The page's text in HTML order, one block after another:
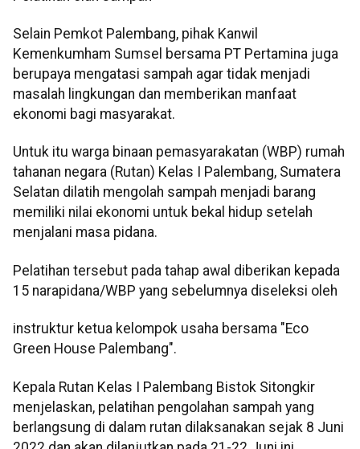
Selain Pemkot Palembang, pihak Kanwil
Kemenkumham Sumsel bersama PT Pertamina juga
berupaya mengatasi sampah agar tidak menjadi
masalah lingkungan dan memberikan manfaat
ekonomi bagi masyarakat.
Untuk itu warga binaan pemasyarakatan (WBP) rumah
tahanan negara (Rutan) Kelas I Palembang, Sumatera
Selatan dilatih mengolah sampah menjadi barang
memiliki nilai ekonomi untuk bekal hidup setelah
menjalani masa pidana.
Pelatihan tersebut pada tahap awal diberikan kepada
15 narapidana/WBP yang sebelumnya diseleksi oleh
instruktur ketua kelompok usaha bersama "Eco
Green House Palembang".
Kepala Rutan Kelas I Palembang Bistok Sitongkir
menjelaskan, pelatihan pengolahan sampah yang
berlangsung di dalam rutan dilaksanakan sejak 8 Juni